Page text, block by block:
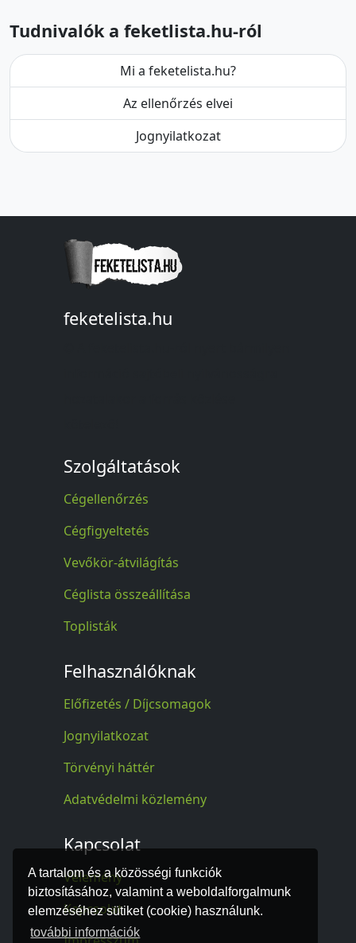
A tartalom és a közösségi funkciók
biztosításához, valamint a weboldalforgalmunk
elemzéséhez sütiket (cookie) használunk.
további információk
Tudnivalók a feketlista.hu-ról
Mi a feketelista.hu?
Az ellenőrzés elvei
Jognyilatkozat
feketelista.hu
Szolgáltatások
Cégellenőrzés
Cégfigyeltetés
Vevőkör-átvilágítás
Céglista összeállítása
Toplisták
Felhasználóknak
Előfizetés / Díjcsomagok
Jognyilatkozat
Törvényi háttér
Adatvédelmi közlemény
Kapcsolat
Vélemény
Kapcsolat